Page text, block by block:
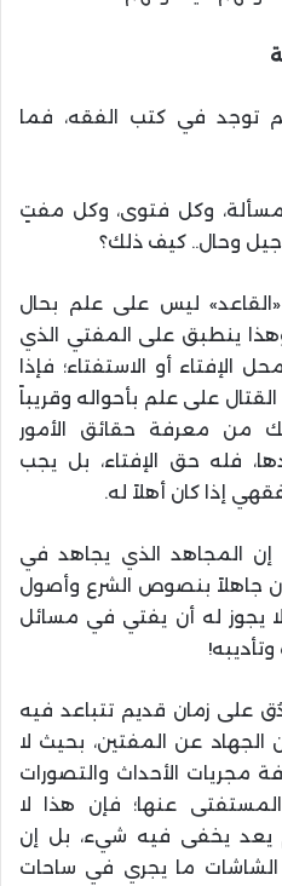
توجد في كتب الفقه، فما
وكل فتوى، وكل مفتٍ
وحال.. كيف ذلك؟
ليس على علم بحال
وهذا ينطبق على المفتي الذي
الإفتاء أو الاستفتاء؛ فإذا
على علم بأحواله وقريباً
من معرفة حقائق الأمور
فله حق الإفتاء، بل يجب
إذا كان أهلاً له.
المجاهد الذي يجاهد في
جاهلاً بنصوص الشرع وأصول
يجوز له أن يفتي في مسائل
على زمان قديم تتباعد فيه
الجهاد عن المفتين، بحيث لا
مجريات الأحداث والتصورات
عنها؛ فإن هذا لا
يعد يخفى فيه شيء، بل إن
الشاشات ما يجري في ساحات